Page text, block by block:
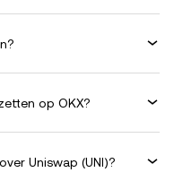
op OKX?
Uniswap (UNI)?